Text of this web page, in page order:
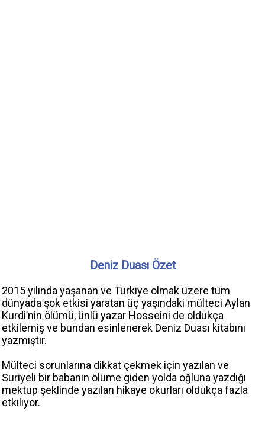
Deniz Duası Özet
2015 yılında yaşanan ve Türkiye olmak üzere tüm
dünyada şok etkisi yaratan üç yaşındaki mülteci Aylan
Kurdi’nin ölümü, ünlü yazar Hosseini de oldukça
etkilemiş ve bundan esinlenerek Deniz Duası kitabını
yazmıştır.
Mülteci sorunlarına dikkat çekmek için yazılan ve
Suriyeli bir babanın ölüme giden yolda oğluna yazdığı
mektup şeklinde yazılan hikaye okurları oldukça fazla
etkiliyor.